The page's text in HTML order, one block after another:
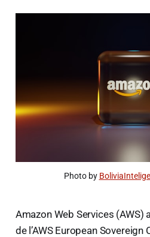
Photo by
Amazon Web Services (AWS)
de l’AWS European Sovereign